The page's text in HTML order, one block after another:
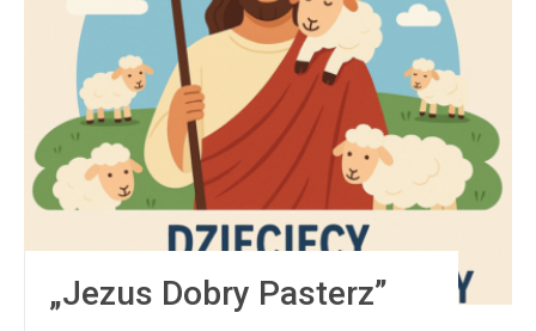
„Jezus Dobry Pasterz”